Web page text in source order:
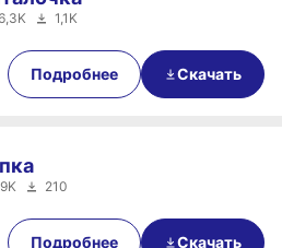
00:33
1,1K
Подробнее Скачать
00:31
210
Подробнее Скачать